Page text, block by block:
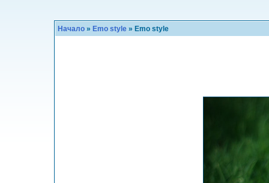
Начало » Emo style » Emo style